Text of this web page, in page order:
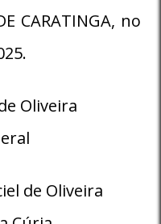
CARATINGA, no
Oliveira
de Oliveira